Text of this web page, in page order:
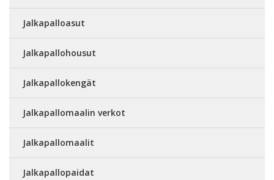
Jalkapalloasut
Jalkapallohousut
Jalkapallokengät
Jalkapallomaalin verkot
Jalkapallomaalit
Jalkapallopaidat